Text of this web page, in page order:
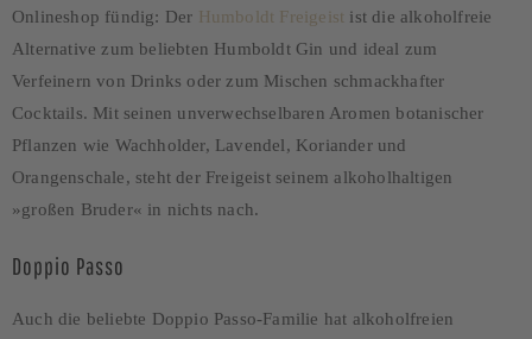
Onlineshop fündig: Der Humboldt Freigeist ist die alkoholfreie
Alternative zum beliebten Humboldt Gin und ideal zum
Verfeinern von Drinks oder zum Mischen schmackhafter
Cocktails. Mit seinen unverwechselbaren Aromen botanischer
Pflanzen wie Wachholder, Lavendel, Koriander und
Orangenschale, steht der Freigeist seinem alkoholhaltigen
»großen Bruder« in nichts nach.
Doppio Passo
Auch die beliebte Doppio Passo-Familie hat alkoholfreien